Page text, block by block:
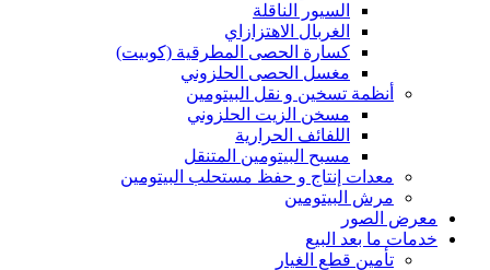
السيور الناقلة
الغربال الاهتزازاي
كسارة الحصى المطرقية (كوبيت)
مغسل الحصى الحلزوني
أنظمة تسخين و نقل البيتومين
مسخن الزيت الحلزوني
اللفائف الحرارية
مسبح البيتومين المتنقل
معدات إنتاج و حفظ مستحلب البيتومين
مرش البيتومين
معرض الصور
خدمات ما بعد البيع
تأمين قطع الغيار